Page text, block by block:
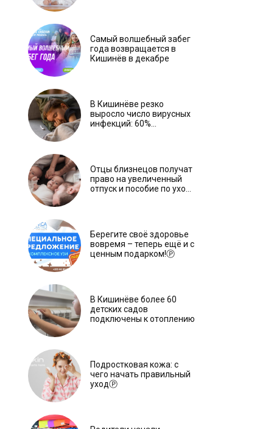
Самый волшебный забег
года возвращается в
Кишинёв в декабре
В Кишинёве резко
выросло число вирусных
инфекций: 60%
Отцы близнецов получат
право на увеличенный
отпуск и пособие по уходу
Берегите своё здоровье
вовремя – теперь ещё и с
ценным подарком!Ⓟ
В Кишинёве более 60
детских садов
подключены к отоплению
Подростковая кожа: с
чего начать правильный
уходⓅ